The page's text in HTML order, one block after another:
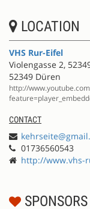
LOCATION
VHS Rur-Eifel
Violengasse 2,
52349 Düren
http://
CONTACT
01736560543
http://www.vhs-
SPONSORS